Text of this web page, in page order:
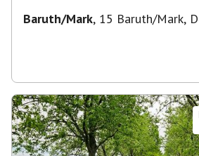
Baruth/Mark, 15 Baruth/Mark,